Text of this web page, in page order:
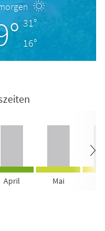
31°
16°
April Mai